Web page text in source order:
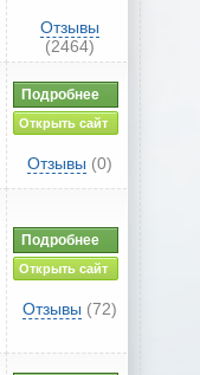
Отзывы
(2464)
Подробнее
Открыть сайт
Отзывы (0)
Подробнее
Открыть сайт
Отзывы (72)